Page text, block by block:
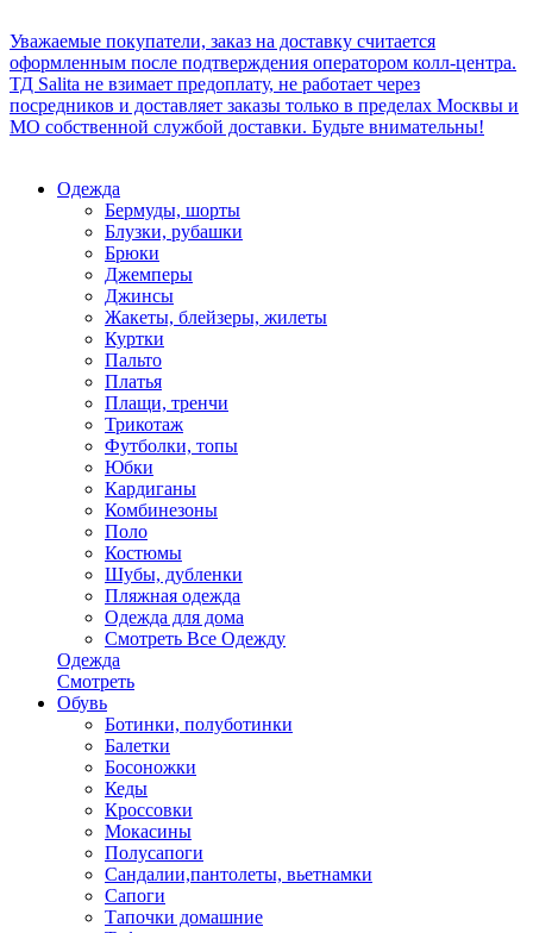
Уважаемые покупатели, заказ на доставку считается
оформленным после подтверждения оператором колл-центра.
ТД Salita не взимает предоплату, не работает через
посредников и доставляет заказы только в пределах Москвы и
МО собственной службой доставки. Будьте внимательны!
Одежда
Бермуды, шорты
Блузки, рубашки
Брюки
Джемперы
Джинсы
Жакеты, блейзеры, жилеты
Куртки
Пальто
Платья
Плащи, тренчи
Трикотаж
Футболки, топы
Юбки
Кардиганы
Комбинезоны
Поло
Костюмы
Шубы, дубленки
Пляжная одежда
Одежда для дома
Смотреть Все Одежду
Одежда
Смотреть
Обувь
Ботинки, полуботинки
Балетки
Босоножки
Кеды
Кроссовки
Мокасины
Полусапоги
Сандалии,пантолеты, вьетнамки
Сапоги
Тапочки домашние